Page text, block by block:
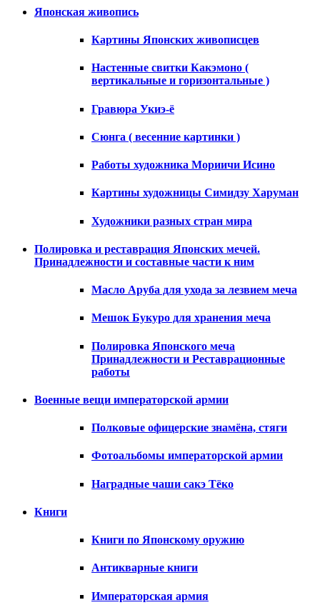
Японская живопись
Картины Японских живописцев
Настенные свитки Какэмоно (
вертикальные и горизонтальные )
Гравюра Укиэ-ё
Сюнга ( весенние картинки )
Работы художника Мориичи Исино
Картины художницы Симидзу Харуман
Художники разных стран мира
Полировка и реставрация Японских мечей.
Принадлежности и составные части к ним
Масло Аруба для ухода за лезвием меча
Мешок Букуро для хранения меча
Полировка Японского меча
Принадлежности и Реставрационные
работы
Военные вещи императорской армии
Полковые офицерские знамёна, стяги
Фотоальбомы императорской армии
Наградные чаши сакэ Тёко
Книги
Книги по Японскому оружию
Антикварные книги
Императорская армия